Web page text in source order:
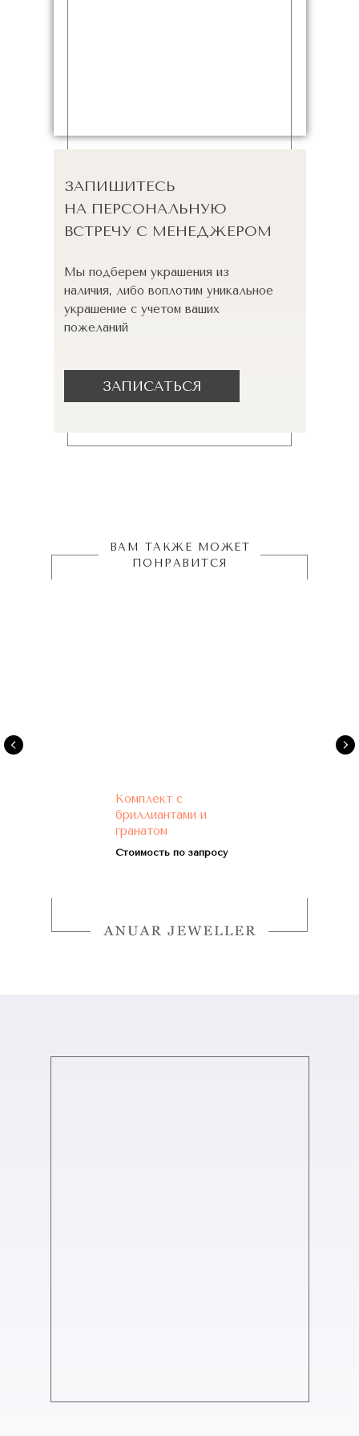
ЗАПИШИТЕСЬ
НА ПЕРСОНАЛЬНУЮ
ВСТРЕЧУ С МЕНЕДЖЕРОМ
Мы подберем украшения из
наличия, либо воплотим уникальное
украшение с учетом ваших
пожеланий
ЗАПИСАТЬСЯ
ВАМ ТАКЖЕ МОЖЕТ
ПОНРАВИТСЯ
Комплект с
бриллиантами и
гранатом
Стоимость по запросу